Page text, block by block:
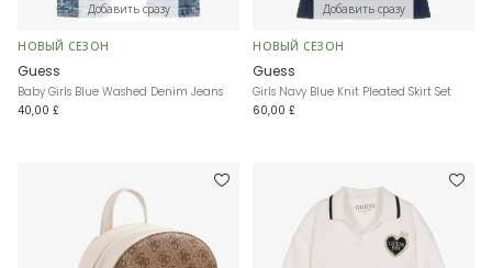
Добавить сразу
НОВЫЙ СЕЗОН
Guess
Baby Girls Blue Washed Denim Jeans
40,00 £
Добавить сразу
НОВЫЙ СЕЗОН
Guess
Girls Navy Blue Knit Pleated Skirt Set
60,00 £